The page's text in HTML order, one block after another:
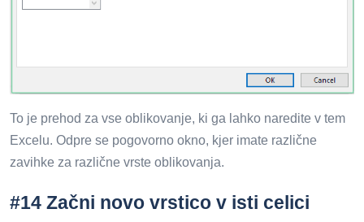
To je prehod za vse oblikovanje, ki ga lahko naredite v tem
Excelu. Odpre se pogovorno okno, kjer imate različne
zavihke za različne vrste oblikovanja.
#14 Začni novo vrstico v isti celici